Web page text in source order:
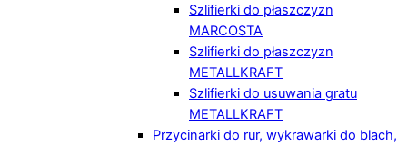
Szlifierki do płaszczyzn
MARCOSTA
Szlifierki do płaszczyzn
METALLKRAFT
Szlifierki do usuwania gratu
METALLKRAFT
Przycinarki do rur, wykrawarki do blach,